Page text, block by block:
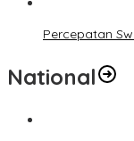
Percepatan
National